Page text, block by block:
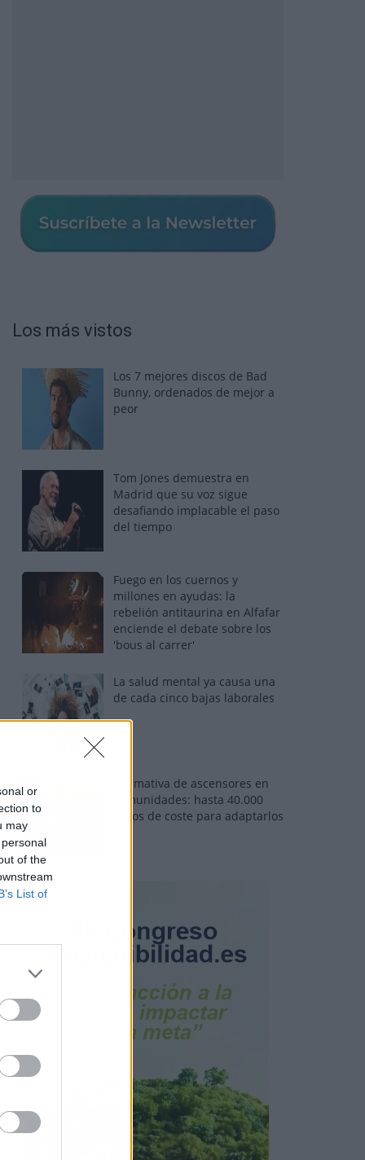
or
to
may
of the
List of
Los más vistos
Los 7 mejores discos de Bad
Bunny, ordenados de mejor a
peor
Tom Jones demuestra en
Madrid que su voz sigue
desafiando implacable el paso
del tiempo
Fuego en los cuernos y
millones en ayudas: la
rebelión antitaurina en Alfafar
enciende el debate sobre los
'bous al carrer'
La salud mental ya causa una
de cada cinco bajas laborales
Normativa de ascensores en
comunidades: hasta 40.000
euros de coste para adaptarlos